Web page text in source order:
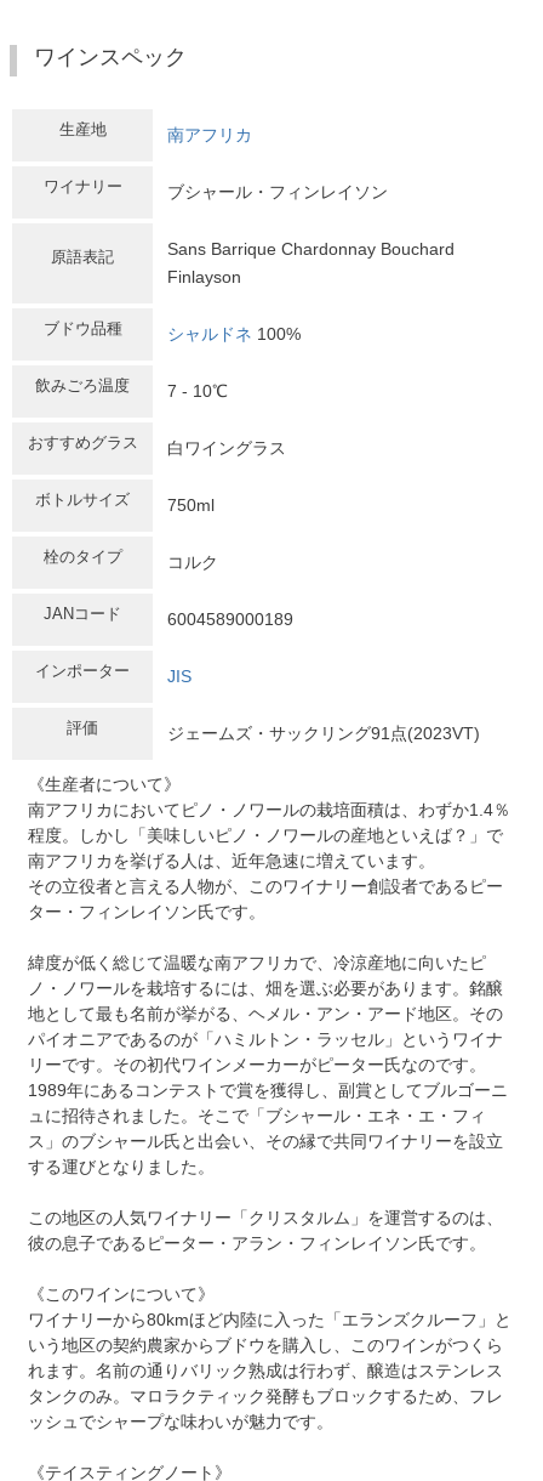
ワインスペック
生産地 南アフリカ
ワイナリー ブシャール・フィンレイソン
原語表記
Sans Barrique Chardonnay Bouchard
Finlayson
ブドウ品種 シャルドネ 100%
飲みごろ温度 7 - 10℃
おすすめグラス 白ワイングラス
ボトルサイズ 750ml
栓のタイプ コルク
JANコード 6004589000189
インポーター JIS
評価 ジェームズ・サックリング91点(2023VT)
《生産者について》
南アフリカにおいてピノ・ノワールの栽培面積は、わずか1.4％
程度。しかし「美味しいピノ・ノワールの産地といえば？」で
南アフリカを挙げる人は、近年急速に増えています。
その立役者と言える人物が、このワイナリー創設者であるピー
ター・フィンレイソン氏です。
緯度が低く総じて温暖な南アフリカで、冷涼産地に向いたピ
ノ・ノワールを栽培するには、畑を選ぶ必要があります。銘醸
地として最も名前が挙がる、ヘメル・アン・アード地区。その
パイオニアであるのが「ハミルトン・ラッセル」というワイナ
リーです。その初代ワインメーカーがピーター氏なのです。
1989年にあるコンテストで賞を獲得し、副賞としてブルゴーニ
ュに招待されました。そこで「ブシャール・エネ・エ・フィ
ス」のブシャール氏と出会い、その縁で共同ワイナリーを設立
する運びとなりました。
この地区の人気ワイナリー「クリスタルム」を運営するのは、
彼の息子であるピーター・アラン・フィンレイソン氏です。
《このワインについて》
ワイナリーから80kmほど内陸に入った「エランズクルーフ」と
いう地区の契約農家からブドウを購入し、このワインがつくら
れます。名前の通りバリック熟成は行わず、醸造はステンレス
タンクのみ。マロラクティック発酵もブロックするため、フレ
ッシュでシャープな味わいが魅力です。
《テイスティングノート》